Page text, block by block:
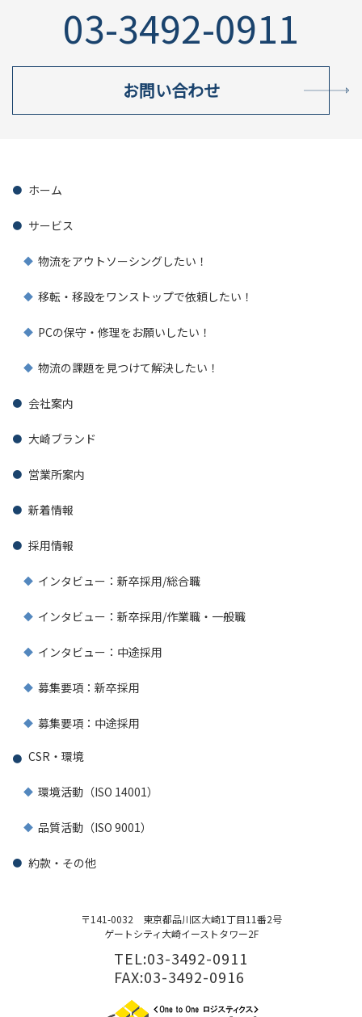
03-3492-0911
お問い合わせ
〒141-0032 東京都品川区大崎1丁目11番2号
ゲートシティ大崎イーストタワー2F
TEL:03-3492-0911
FAX:03-3492-0916
ホーム
サービス
物流をアウトソーシングしたい！
移転・移設をワンストップで依頼したい！
PCの保守・修理をお願いしたい！
物流の課題を見つけて解決したい！
会社案内
大崎ブランド
営業所案内
新着情報
採用情報
インタビュー：新卒採用/総合職
インタビュー：新卒採用/作業職・一般職
インタビュー：中途採用
募集要項：新卒採用
募集要項：中途採用
CSR・環境
環境活動（ISO 14001）
品質活動（ISO 9001）
約款・その他